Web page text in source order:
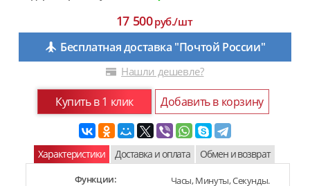
17 500руб./шт
Бесплатная доставка "Почтой России"
Нашли дешевле?
Купить в 1 клик Добавить в корзину
Характеристики Доставка и оплата Обмен и возврат
Функции:
Часы, Минуты, Секунды.